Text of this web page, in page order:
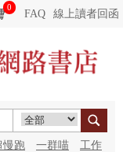
0
FAQ 線上讀者回函
慢跑 一群喵 工作